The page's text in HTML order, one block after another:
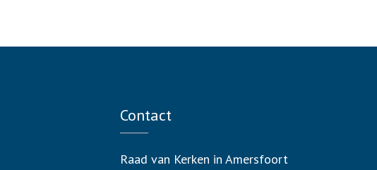
Contact
Raad van Kerken in Amersfoort